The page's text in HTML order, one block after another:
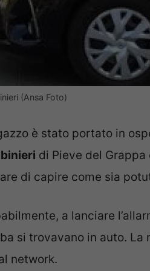
(Ansa Foto)
è stato portato in
di Pieve del
di capire come sia
a lanciare
si trovavano in auto.
network.